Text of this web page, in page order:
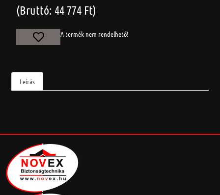
(Bruttó: 44 774 Ft)
A termék nem rendelhető!
Leírás